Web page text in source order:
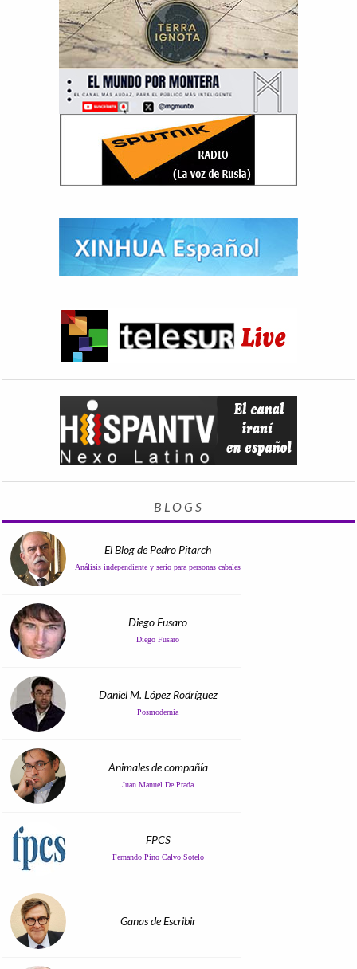
BLOGS
El Blog de Pedro Pitarch
Análisis independiente y serio para personas cabales
Diego Fusaro
Diego Fusaro
Daniel M. López Rodríguez
Posmodernia
Animales de compañía
Juan Manuel De Prada
FPCS
Fernando Pino Calvo Sotelo
Ganas de Escribir